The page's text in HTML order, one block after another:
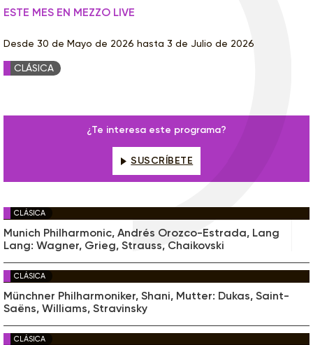
ESTE MES EN MEZZO LIVE
Desde 30 de Mayo de 2026 hasta 3 de Julio de 2026
CLÁSICA
¿Te interesa este programa?
SUSCRÍBETE
CLÁSICA
Munich Philharmonic, Andrés Orozco-Estrada, Lang
Lang: Wagner, Grieg, Strauss, Chaikovski
CLÁSICA
Münchner Philharmoniker, Shani, Mutter: Dukas, Saint-
Saëns, Williams, Stravinsky
CLÁSICA